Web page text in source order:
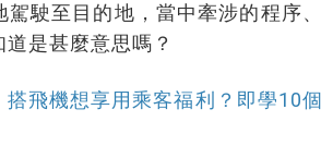
駕駛至目的地，當中牽涉的程序
是甚麼意思嗎？
飛機想享用乘客福利？即學10